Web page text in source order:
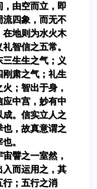
由空而立，即
四象，而无不
地则为水火木
智信之五常。
生生之气；义
刚肃之气；礼生
；智出于身，
应中宫，妙有中
。信实立人之
，故真意谓之
。
譬之一室然，
而运用之，其
行；五行之消